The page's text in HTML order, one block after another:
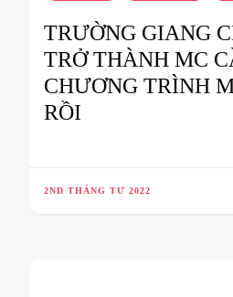
TRƯỜNG GIANG
TRỞ THÀNH MC
CHƯƠNG TRÌNH
RỒI
2ND THÁNG TƯ 2022